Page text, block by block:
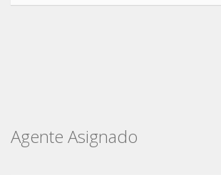
Agente Asignado